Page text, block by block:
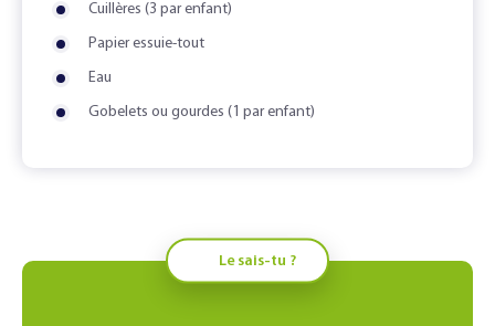
Cuillères (3 par enfant)
Papier essuie-tout
Eau
Gobelets ou gourdes (1 par enfant)
Le sais-tu ?